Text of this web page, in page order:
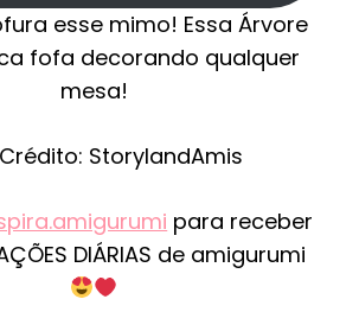
esse mimo! Essa Árvore
fofa decorando qualquer
mesa!
StorylandAmis
para receber
DIÁRIAS de amigurumi